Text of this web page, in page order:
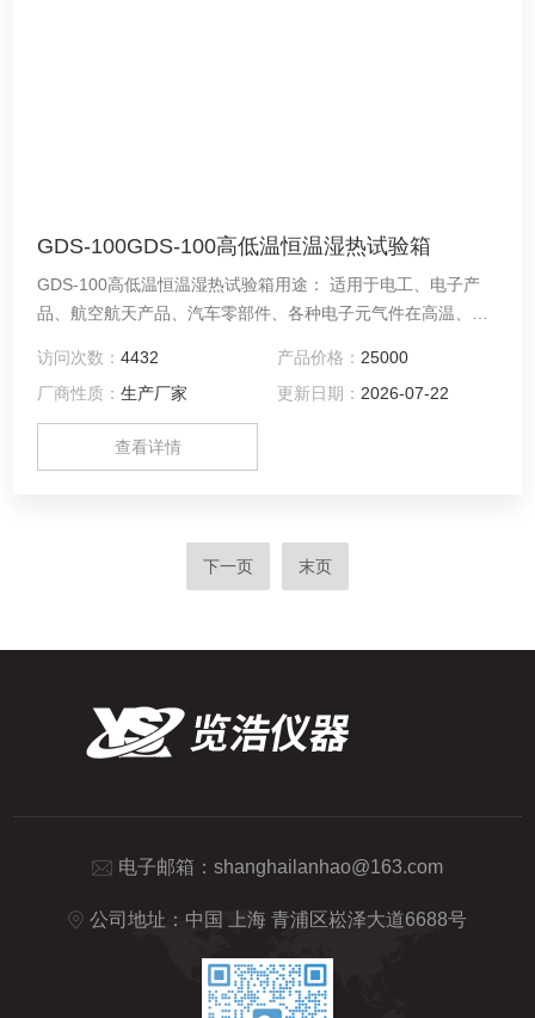
GDS-100GDS-100高低温恒温湿热试验箱
GDS-100高低温恒温湿热试验箱用途： 适用于电工、电子产
品、航空航天产品、汽车零部件、各种电子元气件在高温、低
访问次数：4432 产品价格： 25000
厂商性质：生产厂家 更新日期： 2026-07-22
查看详情
下一页 末页
电子邮箱： shanghailanhao@163.com
公司地址：中国 上海 青浦区崧泽大道6688号